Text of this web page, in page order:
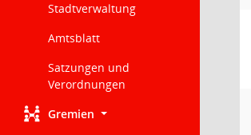
Stadtverwaltung
Amtsblatt
Satzungen und
Verordnungen
Gremien